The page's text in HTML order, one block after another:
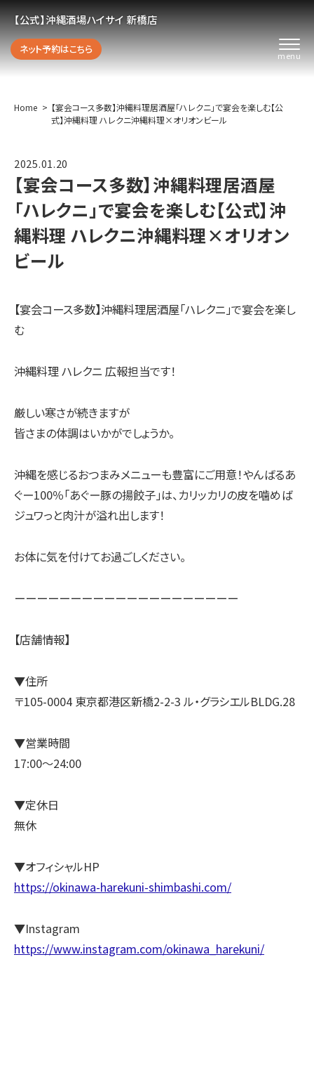
【公式】沖縄酒場ハイサイ 新橋店
ネット予約はこちら
Home
【宴会コース多数】沖縄料理居酒屋「ハレクニ」で宴会を楽しむ【公
式】沖縄料理 ハレクニ沖縄料理×オリオンビール
2025.01.20
【宴会コース多数】沖縄料理居酒屋
「ハレクニ」で宴会を楽しむ【公式】沖
縄料理 ハレクニ沖縄料理×オリオン
ビール
【宴会コース多数】沖縄料理居酒屋「ハレクニ」で宴会を楽し
む
沖縄料理 ハレクニ 広報担当です！
厳しい寒さが続きますが
皆さまの体調はいかがでしょうか。
沖縄を感じるおつまみメニューも豊富にご用意！やんばるあ
ぐー100％「あぐー豚の揚餃子」は、カリッカリの皮を噛めば
ジュワっと肉汁が溢れ出します！
お体に気を付けてお過ごしください。
ーーーーーーーーーーーーーーーーーーーー
【店舗情報】
▼住所
〒105-0004 東京都港区新橋2-2-3 ル・グラシエルBLDG.28
▼営業時間
17:00～24:00
▼定休日
無休
▼オフィシャルHP
https://okinawa-harekuni-shimbashi.com/
▼Instagram
https://www.instagram.com/okinawa_harekuni/